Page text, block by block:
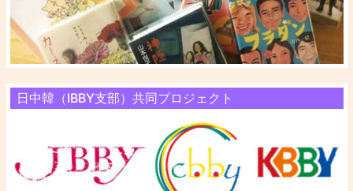
日中韓（IBBY支部）共同プロジェクト